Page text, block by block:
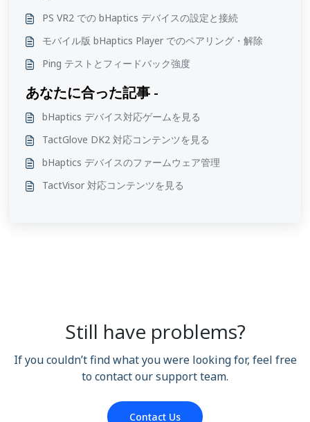
PS VR2 での bHaptics デバイスの設定と接続
モバイル版 bHaptics Player でのペアリング・解除
Ping テストとフィードバック強度
あなたに合った記事 -
bHaptics デバイス対応ゲームを見る
TactGlove DK2 対応コンテンツを見る
bHaptics デバイスのファームウェア管理
TactVisor 対応コンテンツを見る
Still have problems?
If you couldn’t find what you were looking for, feel free
to contact our support team.